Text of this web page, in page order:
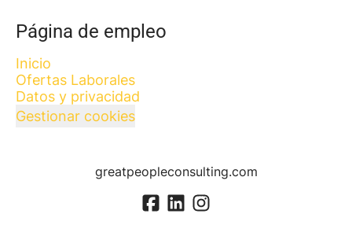
Página de empleo
Inicio
Ofertas Laborales
Datos y privacidad
Gestionar cookies
greatpeopleconsulting.com